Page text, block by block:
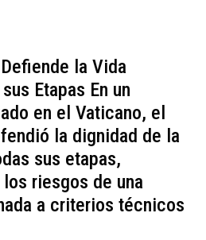
la Vida
Etapas En un
en el Vaticano, el
la dignidad de la
sus etapas,
riesgos de una
a criterios técnicos